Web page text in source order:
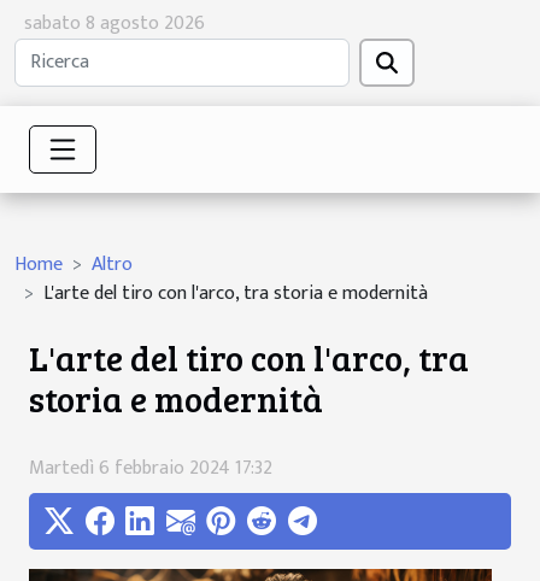
sabato 8 agosto 2026
Home
Altro
L'arte del tiro con l'arco, tra storia e modernità
L'arte del tiro con l'arco, tra
storia e modernità
Martedì 6 febbraio 2024 17:32